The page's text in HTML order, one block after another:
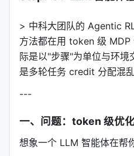
> 中科大团队的 Agentic
方法都在用 token 级 MDP
际是以"步骤"为单位与环境
是多轮任务 credit 分配混乱
---
一、问题：token 级优
想象一个 LLM 智能体在帮